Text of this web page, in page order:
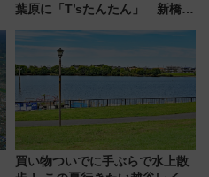
葉原に「T’sたんたん」 新橋に
饅」、オムライス専門店「肉と
たまご」新グルメ続々登場！
【2026年8月】
買い物ついでに手ぶらで水上散